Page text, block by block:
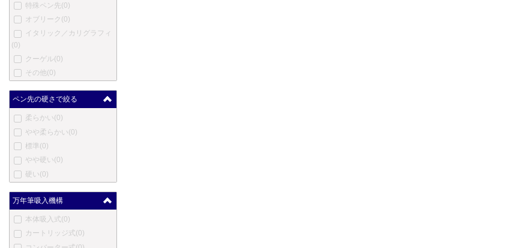
メルリン (0)
メタフィス (0)
マイケルズファットボーイ
(0)
三菱鉛筆(0)
三越 (0)
ムーア(0)
モリソン (0)
ネットウーノ
ニューマン(0)
オート(0)
オスミア(0)
パラフェルナリア
ぺんてる(0)
ピエール・カルダン
プラトン (0)
レシーフ
(0)
特殊ペン先 (0)
オブリーク (0)
イタリック／カリグラフィ
(0)
クーゲル(0)
その他(0)
ペン先の硬さで絞る
柔らかい(0)
やや柔らかい(0)
標準 (0)
やや硬い(0)
硬い(0)
万年筆吸入機構
本体吸入式 (0)
カートリッジ式 (0)